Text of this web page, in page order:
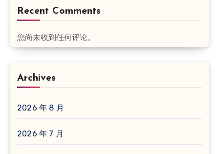
Recent Comments
您尚未收到任何评论。
Archives
2026 年 8 月
2026 年 7 月